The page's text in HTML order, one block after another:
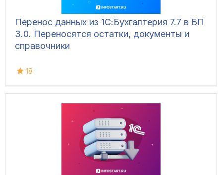
Перенос данных из 1С:Бухгалтерия 7.7 в БП
3.0. Переносятся остатки, документы и
справочники
18